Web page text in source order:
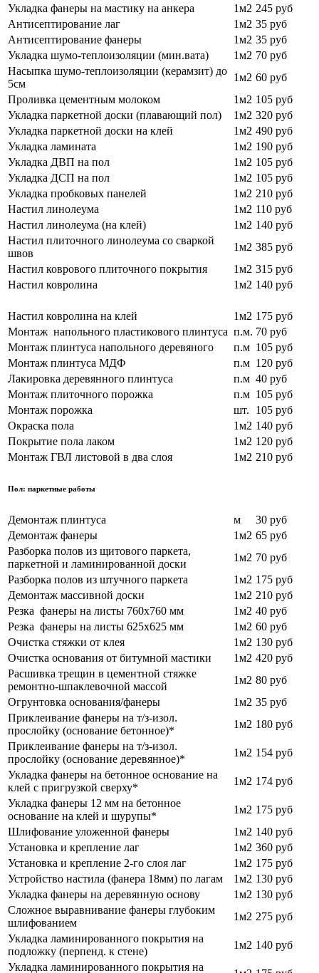
Укладка фанеры на мастику на анкера
1м2 245 руб
Антисептирование лаг
1м2 35 руб
Антисептирование фанеры
1м2 35 руб
Укладка шумо-теплоизоляции (мин.вата)
1м2 70 руб
Насыпка шумо-теплоизоляции (керамзит) до
5см
1м2 60 руб
Проливка цементным молоком
1м2 105 руб
Укладка паркетной доски (плавающий пол)
1м2 320 руб
Укладка паркетной доски на клей
1м2 490 руб
Укладка ламината
1м2 190 руб
Укладка ДВП на пол
1м2 105 руб
Укладка ДСП на пол
1м2 105 руб
Укладка пробковых панелей
1м2 210 руб
Настил линолеума
1м2 110 руб
Настил линолеума (на клей)
1м2 140 руб
Настил плиточного линолеума со сваркой
швов
1м2 385 руб
Настил коврового плиточного покрытия
1м2 315 руб
Настил ковролина
1м2 140 руб
Настил ковролина на клей 1м2 175 руб
Монтаж напольного пластикового плинтуса п.м. 70 руб
Монтаж плинтуса напольного деревяного
п.м 105 руб
Монтаж плинтуса МДФ
п.м 120 руб
Лакировка деревянного плинтуса
п.м 40 руб
Монтаж плиточного порожка
п.м 105 руб
Монтаж порожка
шт.
105 руб
Окраска пола
1м2 140 руб
Покрытие пола лаком
1м2 120 руб
Монтаж ГВЛ листовой в два слоя
1м2 210 руб
Пол: паркетные работы
Демонтаж плинтуса м
30 руб
Демонтаж фанеры
1м2 65 руб
Разборка полов из щитового паркета,
паркетной и ламинированной доски
1м2 70 руб
Разборка полов из штучного паркета
1м2 175 руб
Демонтаж массивной доски
1м2 210 руб
Резка фанеры на листы 760х760 мм
1м2 40 руб
Резка фанеры на листы 625х625 мм
1м2 60 руб
Очистка стяжки от клея
1м2 130 руб
Очистка основания от битумной мастики
1м2 420 руб
Расшивка трещин в цементной стяжке
ремонтно-шпаклевочной массой
1м2 80 руб
Огрунтовка основания/фанеры
1м2 35 руб
Приклеивание фанеры на т/з-изол.
прослойку (основание бетонное)*
1м2 180 руб
Приклеивание фанеры на т/з-изол.
прослойку (основание деревянное)*
1м2 154 руб
Укладка фанеры на бетонное основание на
клей с пригрузкой сверху*
1м2 174 руб
Укладка фанеры 12 мм на бетонное
основание на клей и шурупы*
1м2 175 руб
Шлифование уложенной фанеры
1м2 140 руб
Установка и крепление лаг
1м2 360 руб
Установка и крепление 2-го слоя лаг
1м2 175 руб
Устройство настила (фанера 18мм) по лагам
1м2 130 руб
Укладка фанеры на деревянную основу
1м2 130 руб
Сложное выравнивание фанеры глубоким
шлифованием
1м2 275 руб
Укладка ламинированного покрытия на
подложку (перпенд. к стене)
1м2 140 руб
Укладка ламинированного покрытия на